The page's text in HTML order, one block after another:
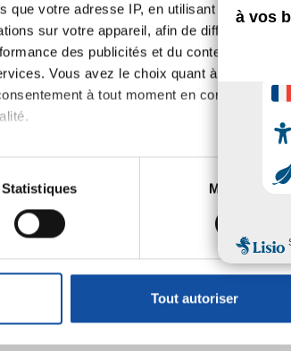
que votre adresse IP, en utilisant des
sur votre appareil, afin de diffuser des
des publicités et du contenu, ainsi
Vous avez le choix quant à l'utilisation
à tout moment en consultant la
peuvent être précises à plusieurs mètres
vos préférences, reportez-vous à la
à partir de la déclaration sur les
Statistiques Marketing
Tout autoriser